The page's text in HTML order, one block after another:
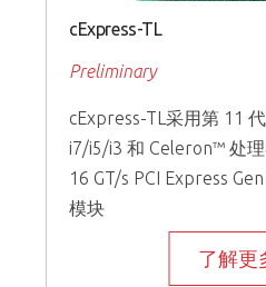
cExpress-TL
Preliminary
cExpress-TL采用第 11
i7/i5/i3 和 Celeron™ 处
16 GT/s PCI Express
模块
了解更